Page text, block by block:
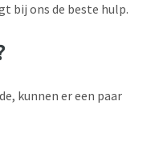
bij ons de beste hulp.
kunnen er een paar